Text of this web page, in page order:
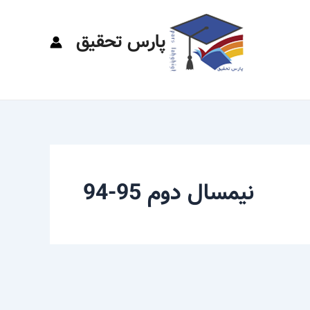
پارس تحقیق
نیمسال دوم 95-94